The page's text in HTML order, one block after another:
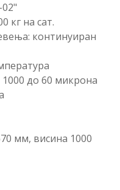
кг на сат.
континуиран
до 60 микрона
мм, висина 1000